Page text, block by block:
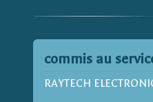
commis au
RAYTECH